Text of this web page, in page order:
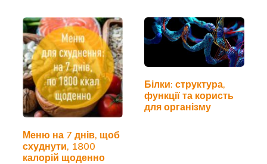
Меню на 7 днів, щоб
схуднути, 1800
калорій щоденно
Білки: структура,
функції та користь
для організму